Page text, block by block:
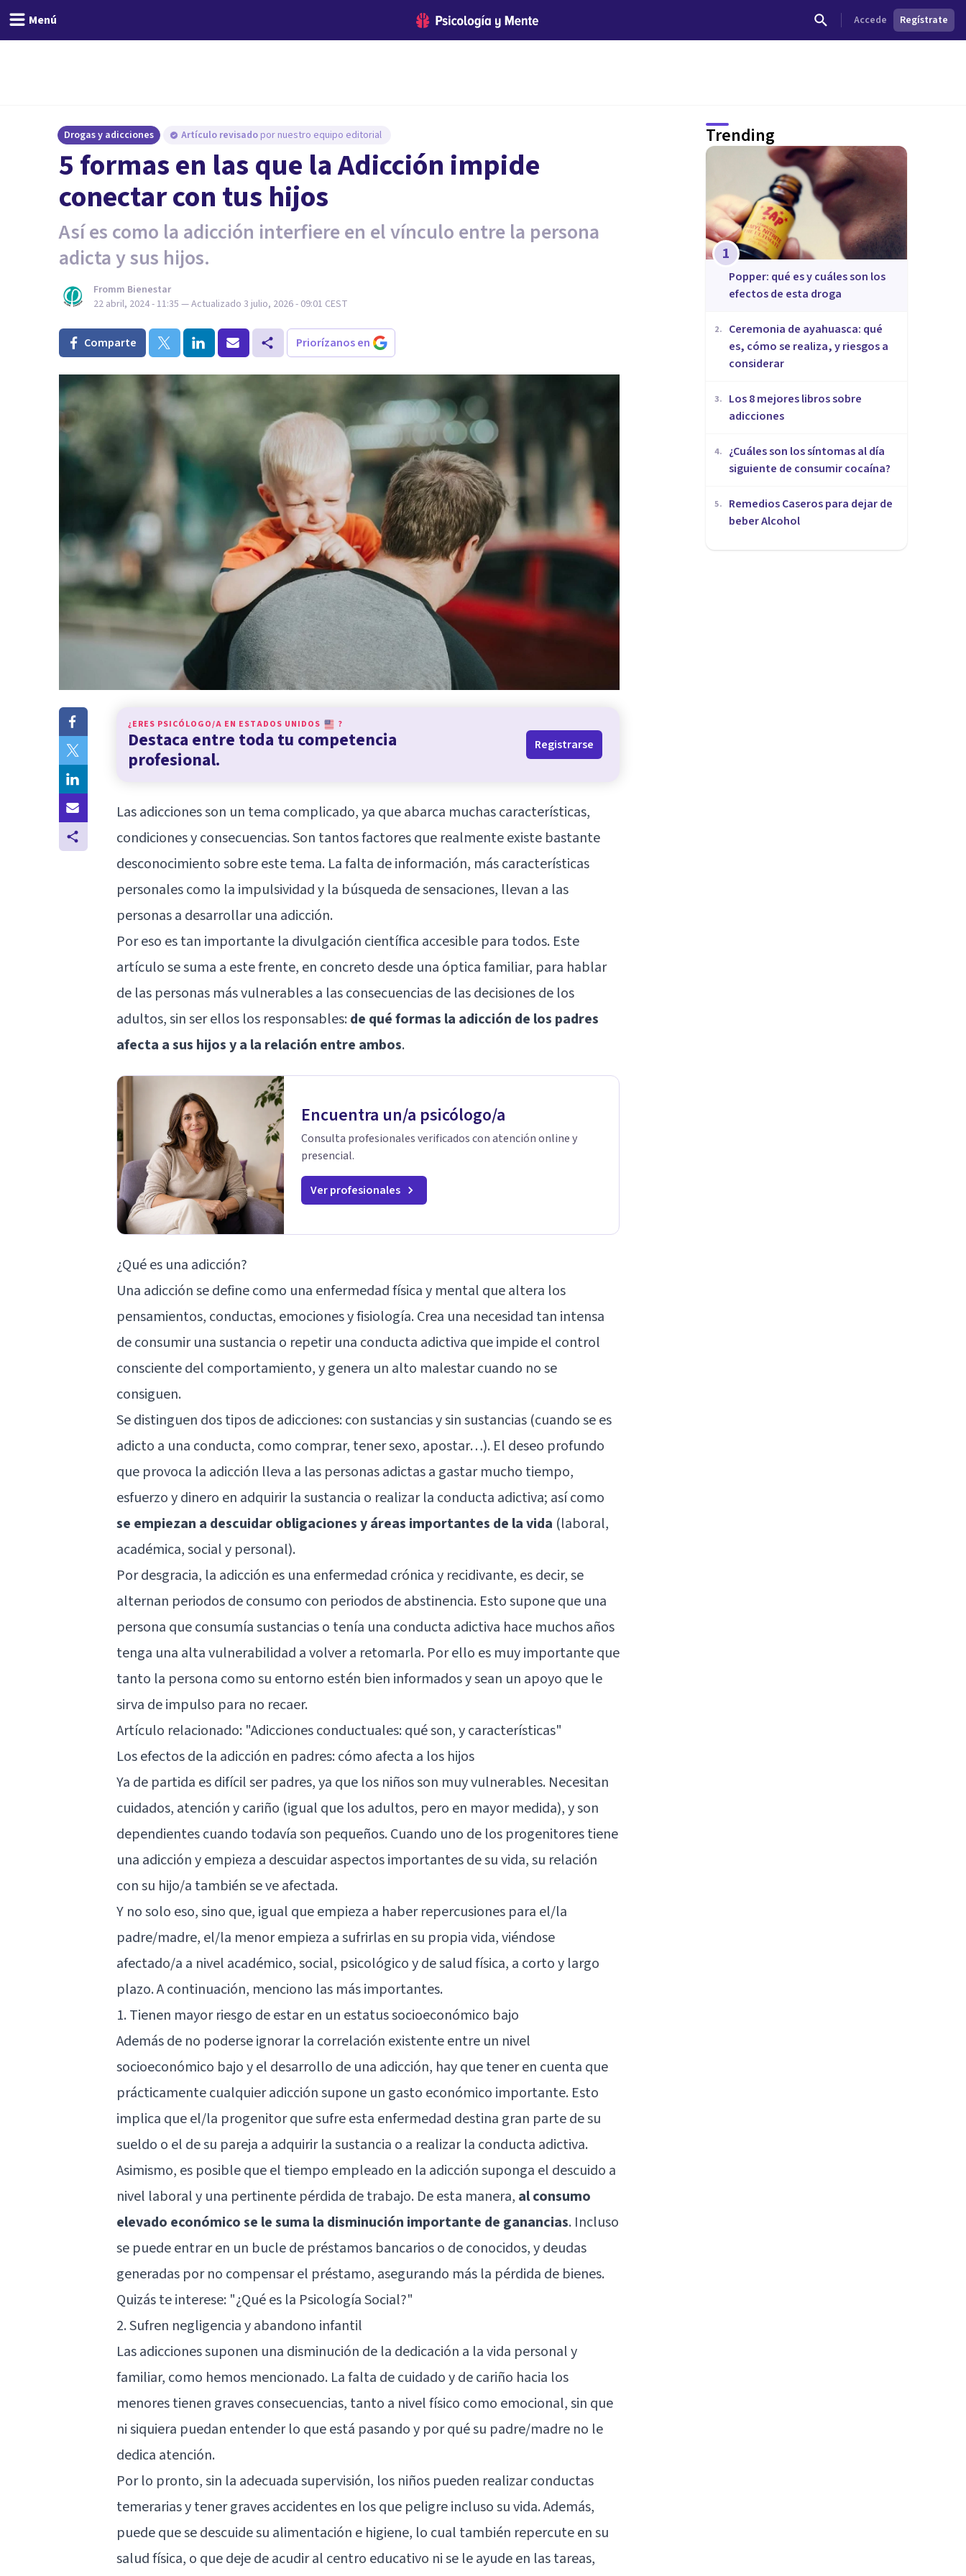
Menú Accede Regístrate
Drogas y adicciones Artículo revisado por nuestro equipo editorial
5 formas en las que la Adicción impide
conectar con tus hijos
Así es como la adicción interfiere en el vínculo entre la persona
adicta y sus hijos.
Fromm Bienestar
22 abril, 2024 - 11:35 — Actualizado 3 julio, 2026 - 09:01 CEST
Comparte Priorízanos en
¿ERES PSICÓLOGO/A EN ESTADOS UNIDOS ?
Destaca entre toda tu competencia
profesional.
Registrarse
Las adicciones son un tema complicado, ya que abarca muchas características,
condiciones y consecuencias. Son tantos factores que realmente existe bastante
desconocimiento sobre este tema. La falta de información, más características
personales como la impulsividad y la búsqueda de sensaciones, llevan a las
personas a desarrollar una adicción.
Por eso es tan importante la divulgación científica accesible para todos. Este
artículo se suma a este frente, en concreto desde una óptica familiar, para hablar
de las personas más vulnerables a las consecuencias de las decisiones de los
adultos, sin ser ellos los responsables:de qué formas la adicción de los padres
afecta a sus hijos y a la relación entre ambos.
Encuentra un/a psicólogo/a
Consulta profesionales verificados con atención online y
presencial.
Ver profesionales
¿Qué es una adicción?
Una adicción se define como una enfermedad física y mental que altera los
pensamientos, conductas, emociones y fisiología. Crea una necesidad tan intensa
de consumir una sustancia o repetir una conducta adictiva que impide el control
consciente del comportamiento, y genera un alto malestar cuando no se
consiguen.
Se distinguen dos tipos de adicciones: con sustancias y sin sustancias (cuando se es
adicto a una conducta, como comprar, tener sexo, apostar…). El deseo profundo
que provoca la adicción lleva a las personas adictas a gastar mucho tiempo,
esfuerzo y dinero en adquirir la sustancia o realizar la conducta adictiva; así como
se empiezan a descuidar obligaciones y áreas importantes de la vida (laboral,
académica, social y personal).
Por desgracia, la adicción es una enfermedad crónica y recidivante, es decir, se
alternan periodos de consumo con periodos de abstinencia. Esto supone que una
persona que consumía sustancias o tenía una conducta adictiva hace muchos años
tenga una alta vulnerabilidad a volver a retomarla. Por ello es muy importante que
tanto la persona como su entorno estén bien informados y sean un apoyo que le
sirva de impulso para no recaer.
Artículo relacionado: "Adicciones conductuales: qué son, y características"
Los efectos de la adicción en padres: cómo afecta a los hijos
Ya de partida es difícil ser padres, ya que los niños son muy vulnerables. Necesitan
cuidados, atención y cariño (igual que los adultos, pero en mayor medida), y son
dependientes cuando todavía son pequeños. Cuando uno de los progenitores tiene
una adicción y empieza a descuidar aspectos importantes de su vida, su relación
con su hijo/a también se ve afectada.
Y no solo eso, sino que, igual que empieza a haber repercusiones para el/la
padre/madre, el/la menor empieza a sufrirlas en su propia vida, viéndose
afectado/a a nivel académico, social, psicológico y de salud física, a corto y largo
plazo. A continuación, menciono las más importantes.
1. Tienen mayor riesgo de estar en un estatus socioeconómico bajo
Además de no poderse ignorar la correlación existente entre un nivel
socioeconómico bajo y el desarrollo de una adicción, hay que tener en cuenta que
prácticamente cualquier adicción supone un gasto económico importante. Esto
implica que el/la progenitor que sufre esta enfermedad destina gran parte de su
sueldo o el de su pareja a adquirir la sustancia o a realizar la conducta adictiva.
Asimismo, es posible que el tiempo empleado en la adicción suponga el descuido a
nivel laboral y una pertinente pérdida de trabajo. De esta manera, al consumo
elevado económico se le suma la disminución importante de ganancias. Incluso
se puede entrar en un bucle de préstamos bancarios o de conocidos, y deudas
generadas por no compensar el préstamo, asegurando más la pérdida de bienes.
Quizás te interese: "¿Qué es la Psicología Social?"
2. Sufren negligencia y abandono infantil
Las adicciones suponen una disminución de la dedicación a la vida personal y
familiar, como hemos mencionado. La falta de cuidado y de cariño hacia los
menores tienen graves consecuencias, tanto a nivel físico como emocional, sin que
ni siquiera puedan entender lo que está pasando y por qué su padre/madre no le
dedica atención.
Por lo pronto, sin la adecuada supervisión, los niños pueden realizar conductas
temerarias y tener graves accidentes en los que peligre incluso su vida. Además,
puede que se descuide su alimentación e higiene, lo cual también repercute en su
salud física, o que deje de acudir al centro educativo ni se le ayude en las tareas,
Trending
1
Popper: qué es y cuáles son los
efectos de esta droga
2.
Ceremonia de ayahuasca: qué
es, cómo se realiza, y riesgos a
considerar
3.
Los 8 mejores libros sobre
adicciones
4.
¿Cuáles son los síntomas al día
siguiente de consumir cocaína?
5.
Remedios Caseros para dejar de
beber Alcohol